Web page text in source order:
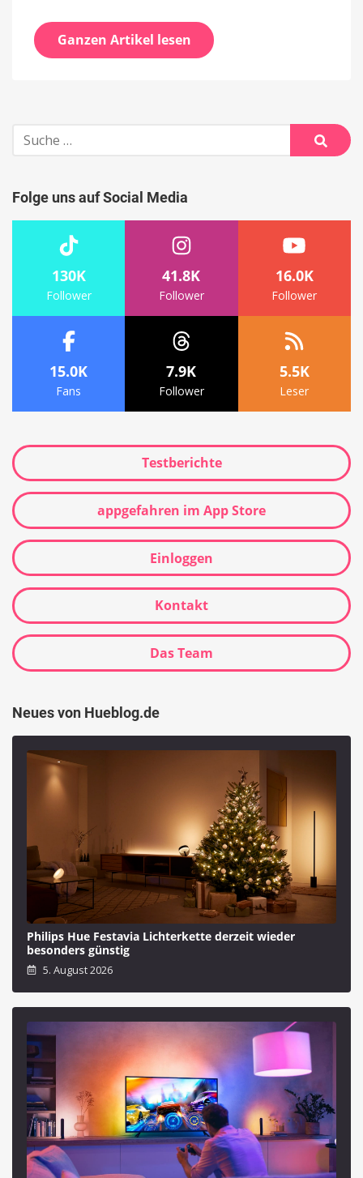
Ganzen Artikel lesen
Suche
nach:
Suche
Folge uns auf Social Media
130K
Follower
41.8K
Follower
16.0K
Follower
15.0K
Fans
7.9K
Follower
5.5K
Leser
Testberichte
appgefahren im App Store
Einloggen
Kontakt
Das Team
Neues von Hueblog.de
Philips Hue Festavia Lichterkette derzeit wieder
besonders günstig
5. August 2026